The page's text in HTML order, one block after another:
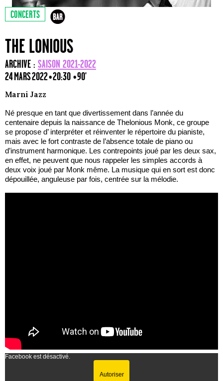
CONCERTS
THE LONIOUS
ARCHIVE : SAISON 2021-2022
24 MARS 2022 • 20:30 • 90'
Marni Jazz
Né presque en tant que divertissement dans l’année du
centenaire depuis la naissance de Thelonious Monk, ce groupe
se propose d’ interpréter et réinventer le répertoire du pianiste,
mais avec le fort contraste de l’absence totale de piano ou
d’instrument harmonique. Les contrepoints joué par les deux sax,
en effet, ne peuvent que nous rappeler les simples accords à
deux voix joué par Monk même. La musique qui en sort est donc
dépouillée, anguleuse par fois, centrée sur la mélodie.
Facebook est désactivé.
Autoriser